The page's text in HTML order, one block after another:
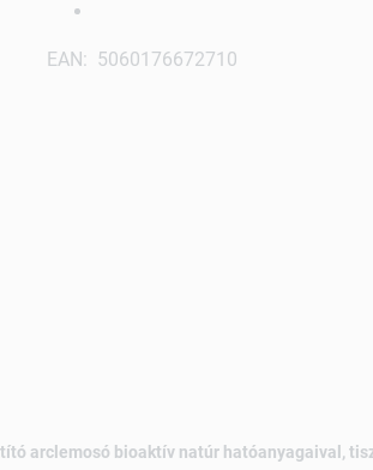
EAN: 5060176672710
arclemosó bioaktív natúr hatóanyagaival,